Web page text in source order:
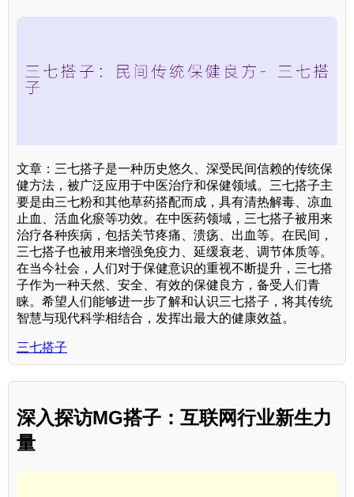
文章：三七搭子是一种历史悠久、深受民间信赖的传统保
健方法，被广泛应用于中医治疗和保健领域。三七搭子主
要是由三七粉和其他草药搭配而成，具有清热解毒、凉血
止血、活血化瘀等功效。在中医药领域，三七搭子被用来
治疗各种疾病，包括关节疼痛、溃疡、出血等。在民间，
三七搭子也被用来增强免疫力、延缓衰老、调节体质等。
在当今社会，人们对于保健意识的重视不断提升，三七搭
子作为一种天然、安全、有效的保健良方，备受人们青
睐。希望人们能够进一步了解和认识三七搭子，将其传统
智慧与现代科学相结合，发挥出最大的健康效益。
三七搭子
深入探访MG搭子：互联网行业新生力
量